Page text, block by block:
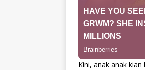
Kini, anak anak